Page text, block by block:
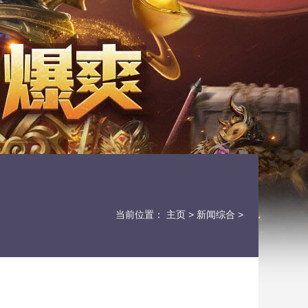
当前位置： 主页 > 新闻综合 >